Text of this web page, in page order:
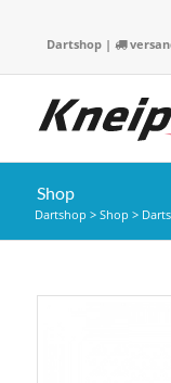
Dartshop|
Shop
Dartshop > Shop > Darts